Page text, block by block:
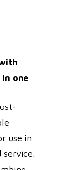
one
use in
service.